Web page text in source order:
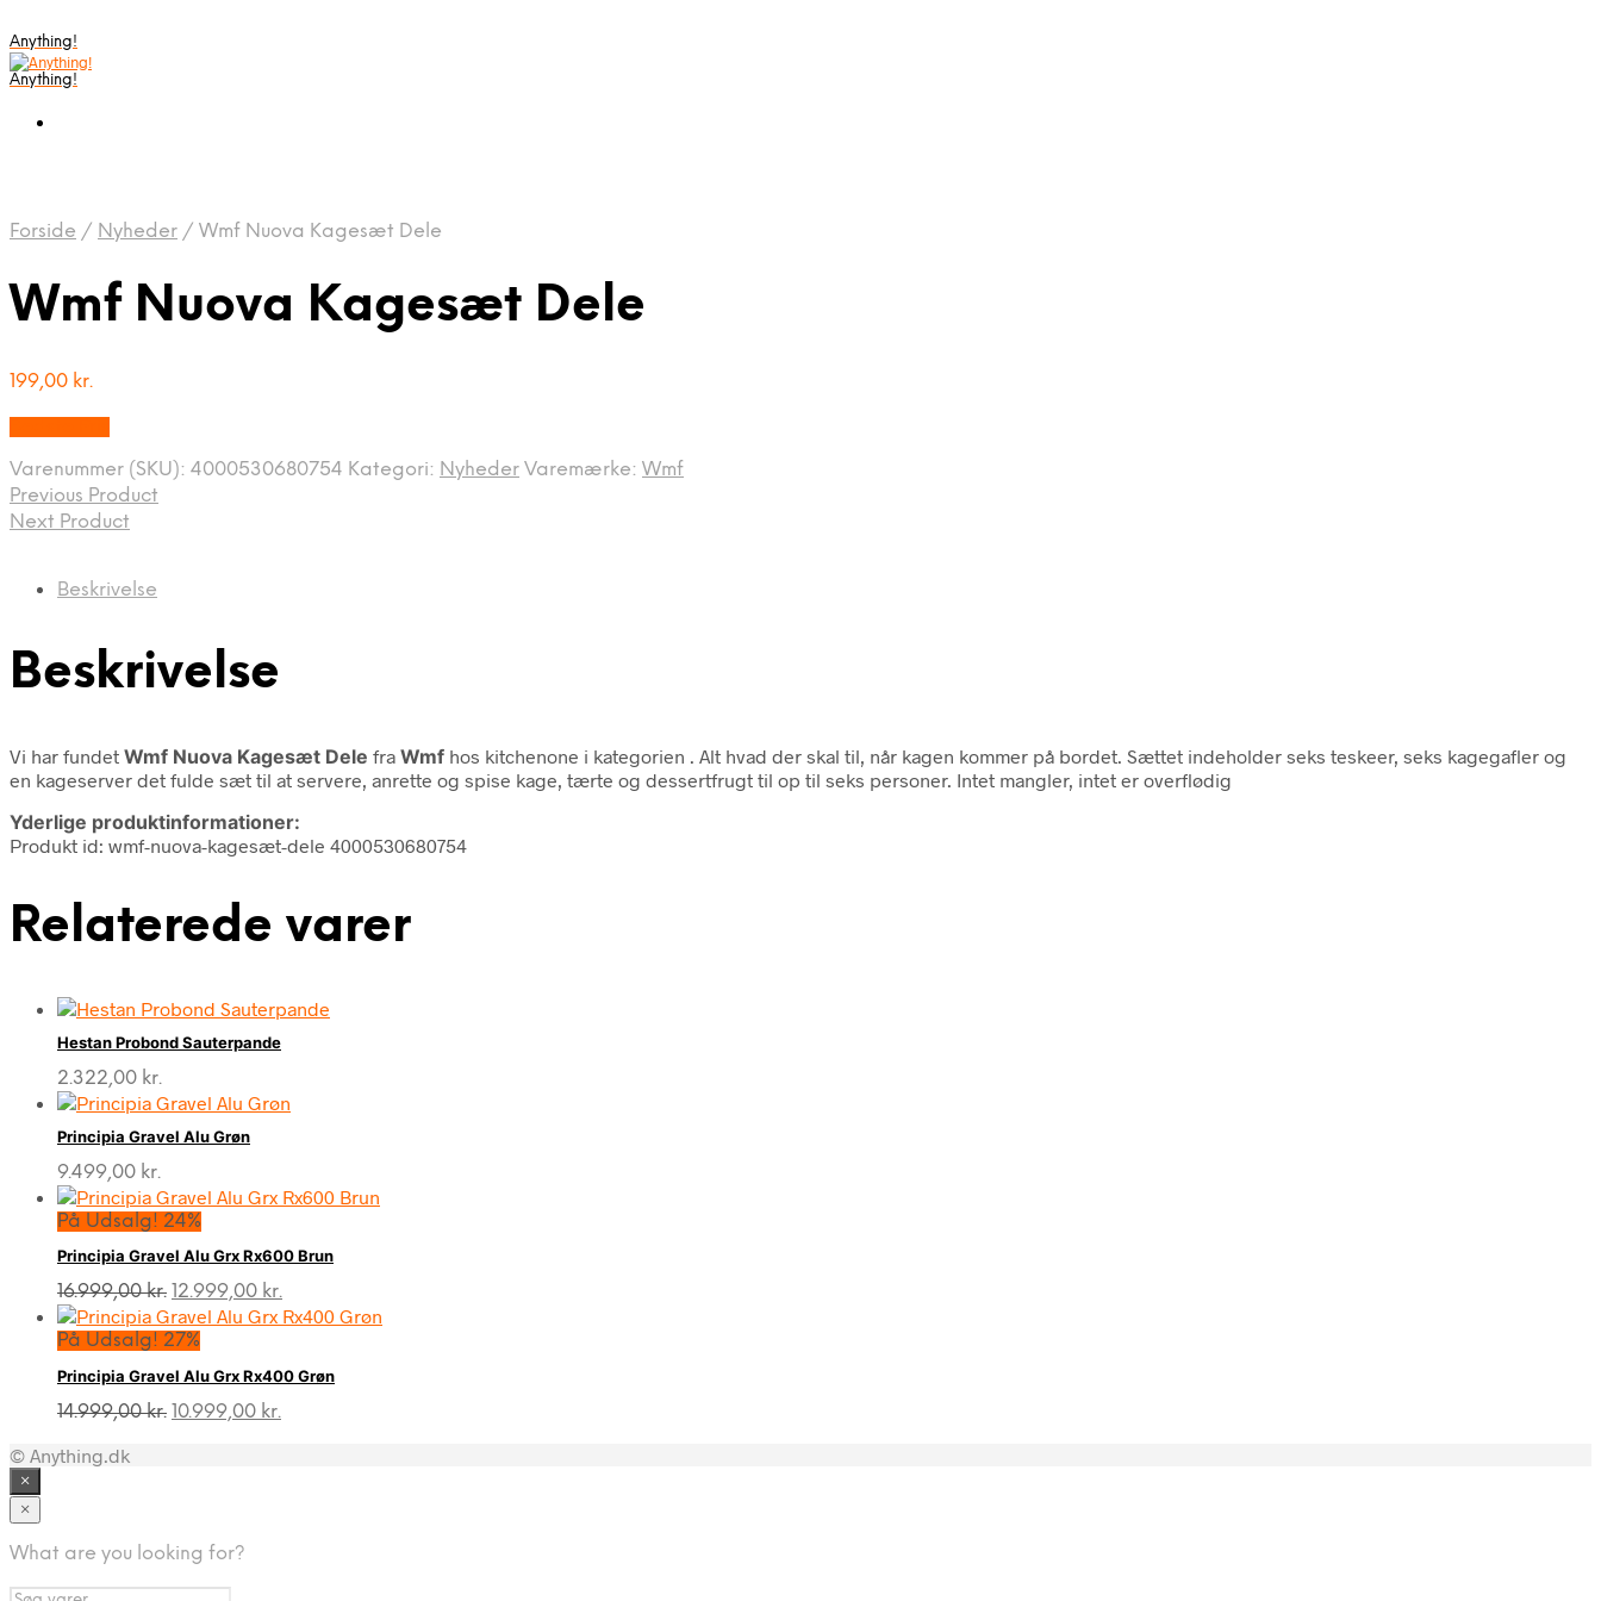
Anything!
Anything!
Forside / Nyheder / Wmf Nuova Kagesæt Dele
Wmf Nuova Kagesæt Dele
199,00 kr.
Varenummer (SKU): 4000530680754 Kategori: Nyheder Varemærke: Wmf
Previous Product
Next Product
Beskrivelse
Beskrivelse
Vi har fundet Wmf Nuova Kagesæt Dele fra Wmf hos kitchenone i kategorien
. Alt hvad der skal til, når kagen kommer på bordet. Sættet indeholder seks teskeer, seks kagegafler og
en kageserver det fulde sæt til at servere, anrette og spise kage, tærte og dessertfrugt til op til seks personer. Intet mangler, intet er overflødig
Yderlige produktinformationer:
Produkt id: wmf-nuova-kagesæt-dele 4000530680754
Relaterede varer
Hestan Probond Sauterpande
2.322,00 kr.
Principia Gravel Alu Grøn
9.499,00 kr.
På Udsalg! 24%
Principia Gravel Alu Grx Rx600 Brun
16.999,00kr. Den
oprindelige
pris
16.999,00 kr..
12.999,00 kr.
aktuelle
12.999,00 kr..
På Udsalg! 27%
Principia Gravel Alu Grx Rx400 Grøn
14.999,00kr. Den
10.999,00 kr.
© Anything.dk
×
×
What are you looking for?